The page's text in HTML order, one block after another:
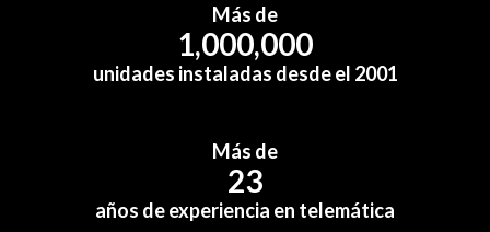
Más de
1,000,000
unidades instaladas desde el 2001
Más de
23
años de experiencia en telemática